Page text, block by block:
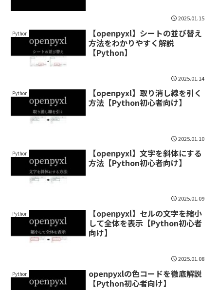
2025.01.15
Python
【openpyxl】シートの並び替え
方法をわかりやすく解説
【Python】
2025.01.14
Python
【openpyxl】取り消し線を引く
方法【Python初心者向け】
2025.01.10
Python
【openpyxl】文字を斜体にする
方法【Python初心者向け】
2025.01.09
Python
【openpyxl】セルの文字を縮小
して全体を表示【Python初心者
向け】
2025.01.08
Python
openpyxlの色コードを徹底解説
【Python初心者向け】